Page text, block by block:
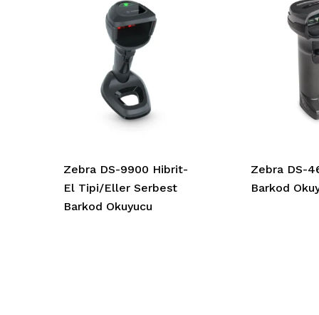
Zebra DS-9900 Hibrit-
El Tipi/Eller Serbest
Barkod Okuyucu
Zebra DS-
Barkod